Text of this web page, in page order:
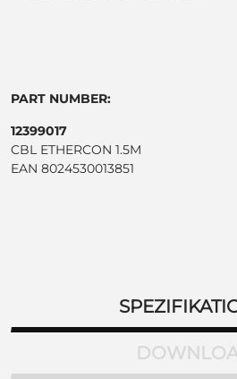
PART NUMBER:
12399017
CBL ETHERCON 1.5M
EAN 8024530013851